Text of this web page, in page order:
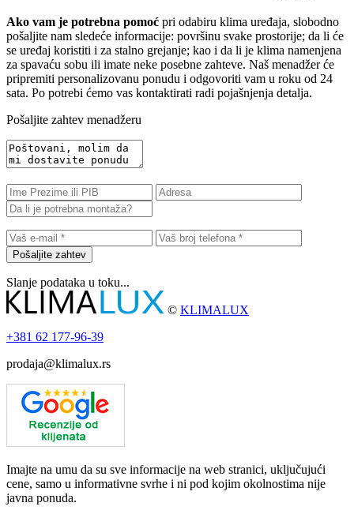
Ako vam je potrebna pomoć pri odabiru klima uređaja, slobodno
pošaljite nam sledeće informacije: površinu svake prostorije; da li će
se uređaj koristiti i za stalno grejanje; kao i da li je klima namenjena
za spavaću sobu ili imate neke posebne zahteve. Naš menadžer će
pripremiti personalizovanu ponudu i odgovoriti vam u roku od 24
sata. Po potrebi ćemo vas kontaktirati radi pojašnjenja detalja.
Pošaljite zahtev menadžeru
Pošaljite zahtev
Slanje podataka u toku...
© KLIMALUX
+381 62 177-96-39
prodaja@klimalux.rs
Imajte na umu da su sve informacije na web stranici, uključujući
cene, samo u informativne svrhe i ni pod kojim okolnostima nije
javna ponuda.